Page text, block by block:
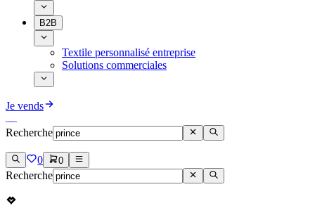
B2B
Textile personnalisé entreprise
Solutions commerciales
Je vends
Recherche
0 0
Recherche